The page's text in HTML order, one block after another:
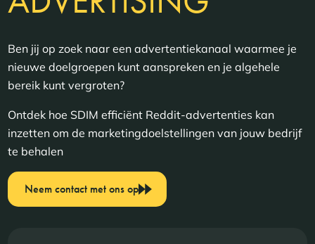
Ben jij op zoek naar een advertentiekanaal waarmee je
nieuwe doelgroepen kunt aanspreken en je algehele
bereik kunt vergroten?
Ontdek hoe SDIM efficiënt Reddit-advertenties kan
inzetten om de marketingdoelstellingen van jouw bedrijf
te behalen
Neem contact met ons op